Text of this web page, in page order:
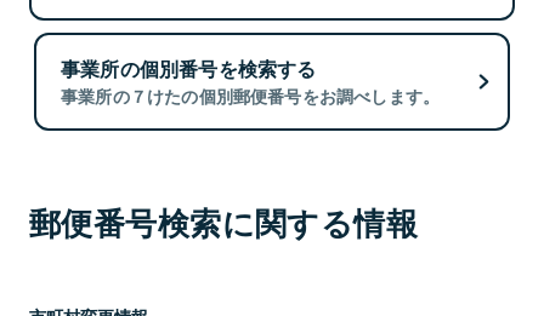
事業所の個別番号を検索する
事業所の７けたの個別郵便番号をお調べします。
郵便番号検索に関する情報